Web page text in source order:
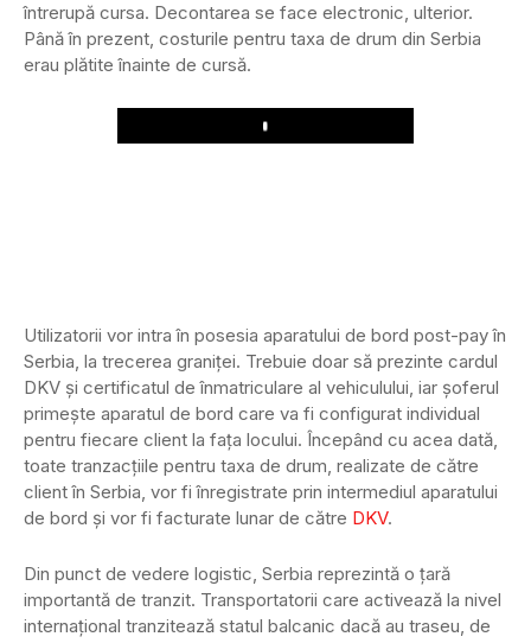
întrerupă cursa. Decontarea se face electronic, ulterior.
Până în prezent, costurile pentru taxa de drum din Serbia
erau plătite înainte de cursă.
Play
Utilizatorii vor intra în posesia aparatului de bord post-pay în
Serbia, la trecerea graniței. Trebuie doar să prezinte cardul
DKV și certificatul de înmatriculare al vehiculului, iar șoferul
primește aparatul de bord care va fi configurat individual
pentru fiecare client la fața locului. Începând cu acea dată,
toate tranzacțiile pentru taxa de drum, realizate de către
client în Serbia, vor fi înregistrate prin intermediul aparatului
de bord și vor fi facturate lunar de către DKV.
Din punct de vedere logistic, Serbia reprezintă o țară
importantă de tranzit. Transportatorii care activează la nivel
internațional tranzitează statul balcanic dacă au traseu, de